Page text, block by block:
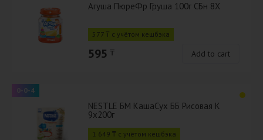
Агуша ПюреФр Груша 100г СБн 8Х
577 ₸ с учётом кешбэка
595 ₸ Add to cart
0-0-4
NESTLE БМ КашаСух ББ Рисовая К
9х200г
1 649 ₸ с учётом кешбэка